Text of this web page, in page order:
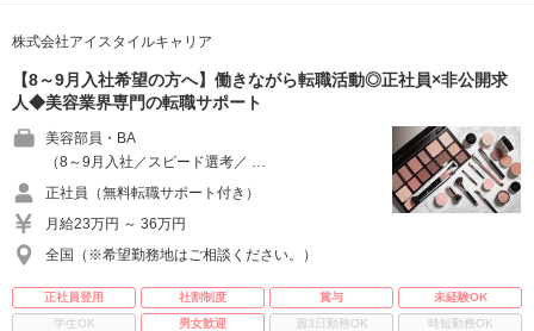
株式会社アイスタイルキャリア
【8～9月入社希望の方へ】働きながら転職活動◎正社員×非公開求
人◆美容業界専門の転職サポート
美容部員・BA
（8～9月入社／スピード選考／ …
正社員（無料転職サポート付き）
月給23万円 ～ 36万円
全国（※希望勤務地はご相談ください。）
正社員登用 社割制度 賞与
未経験OK
学生OK
男女歓迎 週3日勤務OK
時短勤務OK